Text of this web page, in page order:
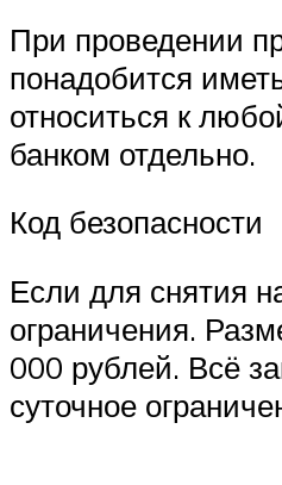
При проведении
понадобится
относиться к
банком отдельно.
Код безопасности
Если для снятия
ограничения.
000 рублей. Всё
суточное